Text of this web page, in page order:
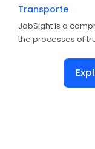
Transporte
JobSight is a
the processes of